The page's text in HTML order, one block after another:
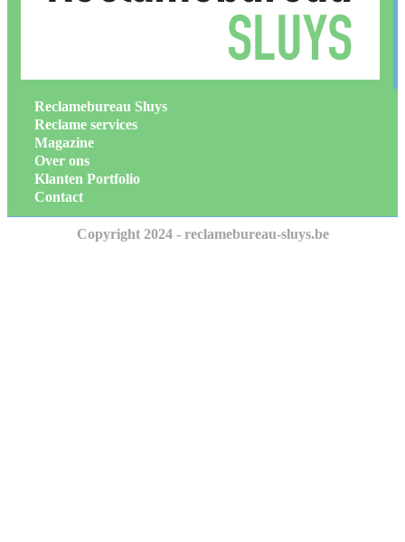
Reclamebureau Sluys
Reclame services
Magazine
Over ons
Klanten Portfolio
Contact
Copyright 2024 - reclamebureau-sluys.be